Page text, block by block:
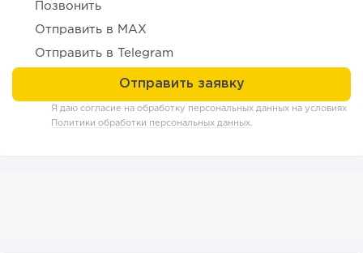
«Прибыль 20 млн в год, а я ездил на метро»: куда в
интернет-магазине...
Позвонить
Отправить в MAX
Отправить в Telegram
Я даю согласие на обработку персональных данных на условиях
Политики обработки персональных данных.